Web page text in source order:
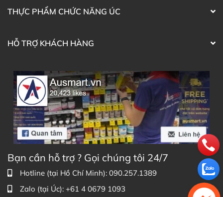
THỰC PHẨM CHỨC NĂNG ÚC
HỖ TRỢ KHÁCH HÀNG
Bạn cần hỗ trợ ? Gọi chúng tôi 24/7
Hotline (tại Hồ Chí Minh): 090.257.1389
Zalo (tại Úc): +61 4 0679 1093